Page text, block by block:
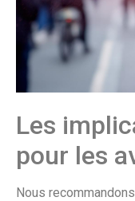
Les
pour les
Nous